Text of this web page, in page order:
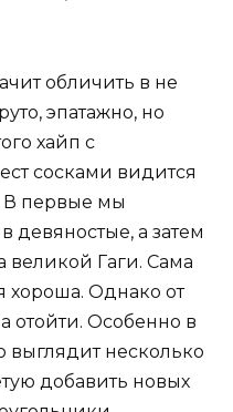
обличить в не
эпатажно, но
хайп с
сосками видится
первые мы
девяностые, а затем
великой Гаги. Сама
хороша. Однако от
отойти. Особенно в
выглядит несколько
добавить новых